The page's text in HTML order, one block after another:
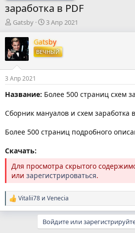
заработка в PDF
А
т
о
р
т
е
м
ы
Gatsby
Д
т
а
н
а
л
3 Апр 2021
Gatsby
ВЕЧНЫЙ
3 Апр 2021
Название: Более 500 страниц схем
Сборник мануалов и схем заработка
Более 500 страниц подробного
Скачать:
Для просмотра скрытого
или зарегистрироваться.
Р
е
Vitalii78 и Venecia
Войдите или